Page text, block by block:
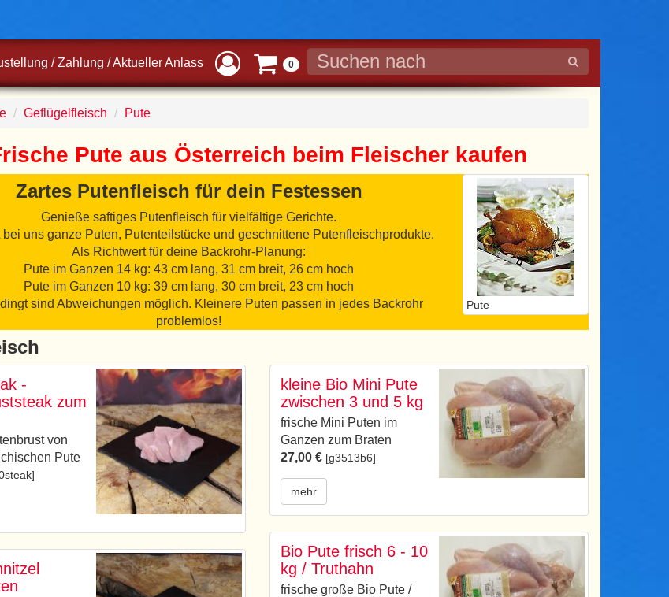
/ Zahlung /Aktueller Anlass 0
Geflügelfleisch Pute
Pute aus Österreich beim Fleischer kaufen
Pute
Zartes Putenfleisch für dein Festessen
Genieße saftiges Putenfleisch für vielfältige Gerichte.
bei uns ganze Puten, Putenteilstücke und geschnittene Putenfleischprodukte.
Als Richtwert für deine Backrohr-Planung:
Pute im Ganzen 14 kg: 43 cm lang, 31 cm breit, 26 cm hoch
Pute im Ganzen 10 kg: 39 cm lang, 30 cm breit, 23 cm hoch
sind Abweichungen möglich. Kleinere Puten passen in jedes Backrohr
problemlos!
-
zum
von
Pute
kleine Bio Mini Pute
zwischen 3 und 5 kg
frische Mini Puten im
Ganzen zum Braten
27,00 € [g3513b6]
mehr
Bio Pute frisch 6 - 10
kg / Truthahn
frische große Bio Pute /